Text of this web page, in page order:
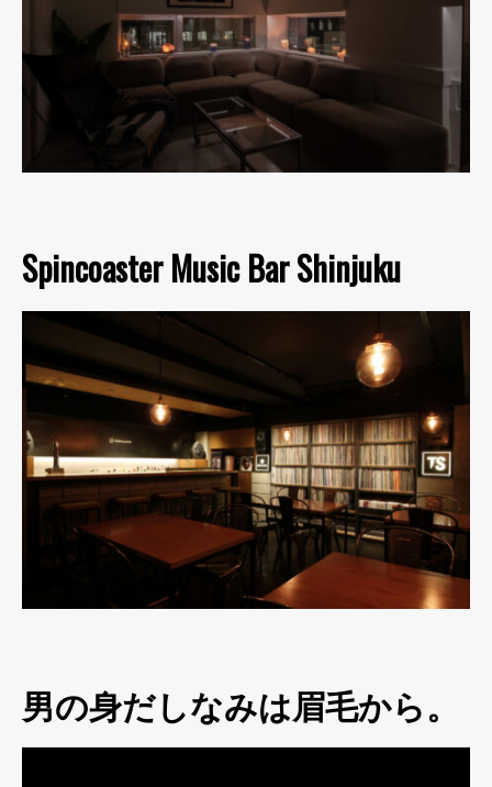
Spincoaster Music Bar Shinjuku
男の身だしなみは眉毛から。